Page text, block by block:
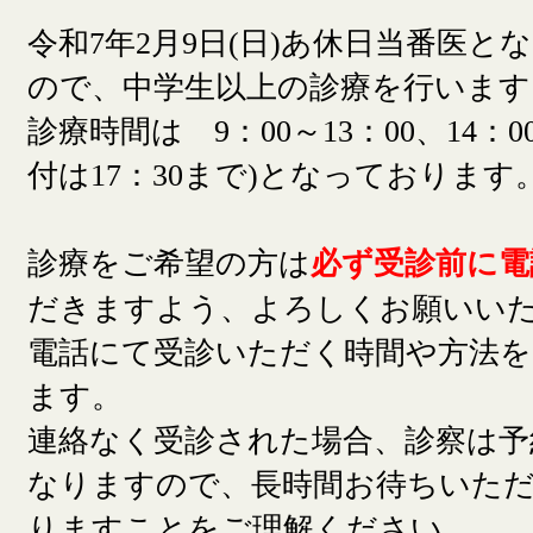
令和7年2月9日(日)あ休日当番医と
ので、中学生以上の診療を行いま
診療時間は 9：00～13：00、14：
付は17：30まで)となっております
診療をご希望の方は必ず受診前に
だきますよう、よろしくお願いい
電話にて受診いただく時間や方法
ます。
連絡なく受診された場合、診察は
なりますので、長時間お待ちいた